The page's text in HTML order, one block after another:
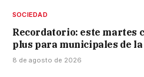
SOCIEDAD
Recordatorio: este martes
plus para municipales de
8 de agosto de 2026